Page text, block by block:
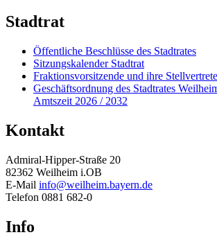
Stadtrat
Öffentliche Beschlüsse des Stadtrates
Sitzungskalender Stadtrat
Fraktionsvorsitzende und ihre
Geschäftsordnung des Stadtrates
Amtszeit 2026 / 2032
Kontakt
Admiral-Hipper-Straße 20
82362 Weilheim i.OB
E-Mail info@weilheim.bayern.de
Telefon 0881 682-0
Info